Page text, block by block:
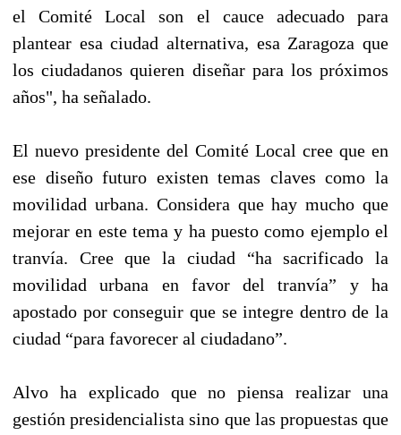
el Comité Local son el cauce adecuado para
plantear esa ciudad alternativa, esa Zaragoza que
los ciudadanos quieren diseñar para los próximos
años", ha señalado.
El nuevo presidente del Comité Local cree que en
ese diseño futuro existen temas claves como la
movilidad urbana. Considera que hay mucho que
mejorar en este tema y ha puesto como ejemplo el
tranvía. Cree que la ciudad “ha sacrificado la
movilidad urbana en favor del tranvía” y ha
apostado por conseguir que se integre dentro de la
ciudad “para favorecer al ciudadano”.
Alvo ha explicado que no piensa realizar una
gestión presidencialista sino que las propuestas que